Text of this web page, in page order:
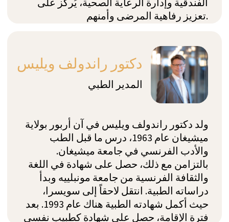
عن كلينيك لي زالبس
كلينيك لي زالبس هو مرفق علاجي داخلي مرخص من
مصممة خصيصاً للإدمان والاضطرابات المرتبطة به.
تُقدم خدماتنا في بيئة طبيعية وفاخرة وسرية للغاية.
يقع في جبال الألب السويسرية بالقرب من مونترو،
سويسرا، المرفق محاط بالجبال والغابات ويتمتع
بإطلالات رائعة على بحيرة جنيف. نحن مرخصون من
قبل وزارة الصحة السويسرية ويخضع مرضانا لفحص
طبي صحي شامل، وتقييم نفسي، ومجموعة من
الاختبارات الجينية والغذائية من أجل تصميم خطة
علاج مصممة خصيصاً سيتم تنفيذها في بيئة محكومة
لزيادة فرصهم في التحرر من الإدمان إلى أقصى حد.
لا يشعر بعواقب الإدمان المدمنون أنفسهم فحسب،